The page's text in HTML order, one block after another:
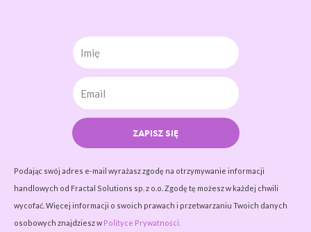
Imię
ZAPISZ SIĘ
Podając swój adres e-mail wyrażasz zgodę na otrzymywanie informacji
handlowych od Fractal Solutions sp. z o.o. Zgodę tę możesz w każdej chwili
wycofać. Więcej informacji o swoich prawach i przetwarzaniu Twoich danych
osobowych znajdziesz w Polityce Prywatności.